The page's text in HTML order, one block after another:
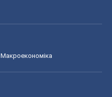
Макроекономіка